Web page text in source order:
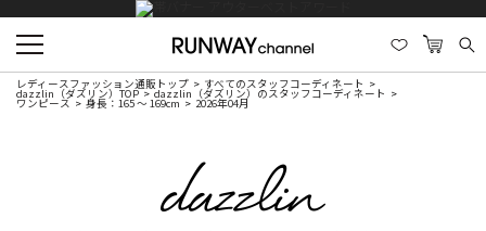
レディースファッション通販トップ すべてのスタッフコーディネート
dazzlin（ダズリン）TOP dazzlin（ダズリン）のスタッフコーディネート
ワンピース 身長：165 ～ 169cm 2026年04月